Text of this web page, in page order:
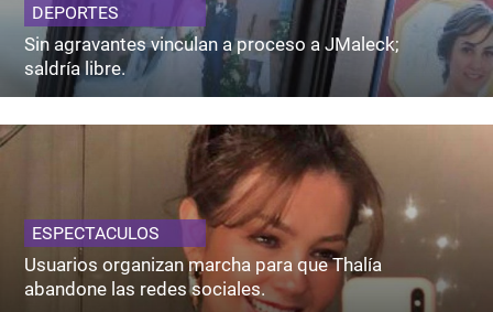
DEPORTES
Sin agravantes vinculan a proceso a JMaleck;
saldría libre.
ESPECTACULOS
Usuarios organizan marcha para que Thalía
abandone las redes sociales.